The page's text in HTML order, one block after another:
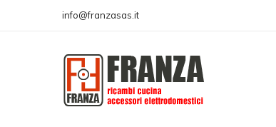
info@franzasas.it